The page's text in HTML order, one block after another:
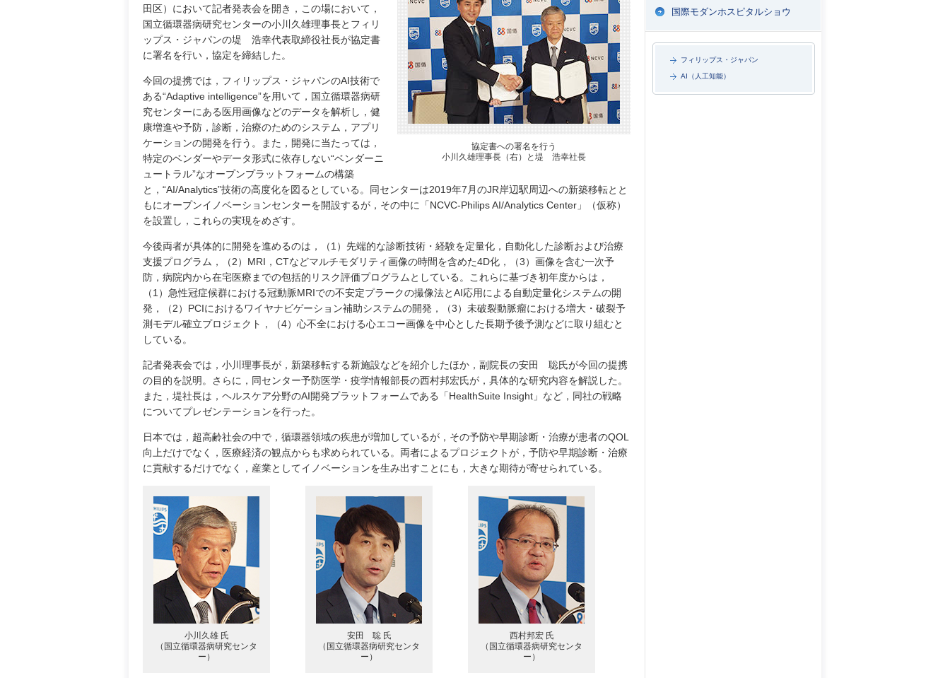
協定書への署名を行う
小川久雄理事長（右）と堤 浩幸社長
田区）において記者発表会を開き，この場において，
国立循環器病研究センターの小川久雄理事長とフィリ
ップス・ジャパンの堤 浩幸代表取締役社長が協定書
に署名を行い，協定を締結した。
今回の提携では，フィリップス・ジャパンのAI技術で
ある“Adaptive intelligence”を用いて，国立循環器病研
究センターにある医用画像などのデータを解析し，健
康増進や予防，診断，治療のためのシステム，アプリ
ケーションの開発を行う。また，開発に当たっては，
特定のベンダーやデータ形式に依存しない“ベンダーニ
ュートラル”なオープンプラットフォームの構築
と，“AI/Analytics”技術の高度化を図るとしている。同センターは2019年7月のJR岸辺駅周辺への新築移転とと
もにオープンイノベーションセンターを開設するが，その中に「NCVC-Philips AI/Analytics Center」（仮称）
を設置し，これらの実現をめざす。
今後両者が具体的に開発を進めるのは，（1）先端的な診断技術・経験を定量化，自動化した診断および治療
支援プログラム，（2）MRI，CTなどマルチモダリティ画像の時間を含めた4D化，（3）画像を含む一次予
防，病院内から在宅医療までの包括的リスク評価プログラムとしている。これらに基づき初年度からは，
（1）急性冠症候群における冠動脈MRIでの不安定プラークの撮像法とAI応用による自動定量化システムの開
発，（2）PCIにおけるワイヤナビゲーション補助システムの開発，（3）未破裂動脈瘤における増大・破裂予
測モデル確立プロジェクト，（4）心不全における心エコー画像を中心とした長期予後予測などに取り組むと
している。
記者発表会では，小川理事長が，新築移転する新施設などを紹介したほか，副院長の安田 聡氏が今回の提携
の目的を説明。さらに，同センター予防医学・疫学情報部長の西村邦宏氏が，具体的な研究内容を解説した。
また，堤社長は，ヘルスケア分野のAI開発プラットフォームである「HealthSuite Insight」など，同社の戦略
についてプレゼンテーションを行った。
日本では，超高齢社会の中で，循環器領域の疾患が増加しているが，その予防や早期診断・治療が患者のQOL
向上だけでなく，医療経済の観点からも求められている。両者によるプロジェクトが，予防や早期診断・治療
に貢献するだけでなく，産業としてイノベーションを生み出すことにも，大きな期待が寄せられている。
小川久雄 氏
（国立循環器病研究センタ
ー）
安田 聡 氏
（国立循環器病研究センタ
ー）
西村邦宏 氏
（国立循環器病研究センタ
ー）
国際モダンホスピタルショウ
フィリップス・ジャパン
AI（人工知能）